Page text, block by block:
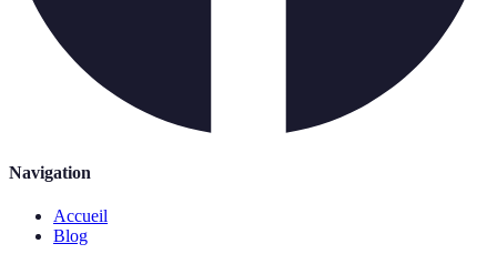
Navigation
Accueil
Blog